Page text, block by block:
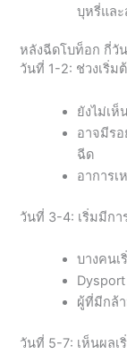
บุหรี่และ
หลังฉีดโบท็อก กี่วั
วันที่ 1-2: ช่วงเริ่ม
ยังไม่เห็
อาจมีร
ฉีด
อาการ
วันที่ 3-4: เริ่มมีกา
บางคนเ
ผู้ที่มีกล้
วันที่ 5-7: เห็นผลเ